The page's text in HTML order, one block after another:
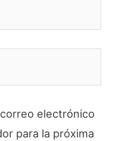
electrónico
para la próxima